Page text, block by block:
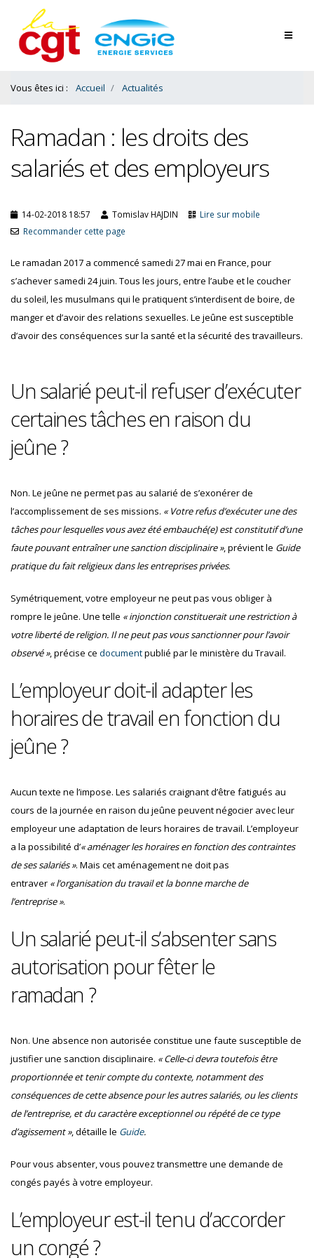
Contenu
Bas
Vous êtes ici : Accueil Actualités
Ramadan : les droits des
salariés et des employeurs
14-02-2018 18:57 Tomislav HAJDIN
Lire sur mobile
Recommander cette page
Le ramadan 2017 a commencé samedi 27 mai en France, pour
s’achever samedi 24 juin. Tous les jours, entre l’aube et le coucher
du soleil, les musulmans qui le pratiquent s’interdisent de boire, de
manger et d’avoir des relations sexuelles. Le jeûne est susceptible
d’avoir des conséquences sur la santé et la sécurité des travailleurs.
Un salarié peut-il refuser d’exécuter
certaines tâches en raison du
jeûne ?
Non. Le jeûne ne permet pas au salarié de s’exonérer de
l’accomplissement de ses missions. « Votre refus d’exécuter une des
tâches pour lesquelles vous avez été embauché(e) est constitutif d’une
faute pouvant entraîner une sanction disciplinaire », prévient le Guide
pratique du fait religieux dans les entreprises privées.
Symétriquement, votre employeur ne peut pas vous obliger à
rompre le jeûne. Une telle « injonction constituerait une restriction à
votre liberté de religion. Il ne peut pas vous sanctionner pour l’avoir
observé », précise ce documentpublié par le ministère du Travail.
L’employeur doit-il adapter les
horaires de travail en fonction du
jeûne ?
Aucun texte ne l’impose. Les salariés craignant d’être fatigués au
cours de la journée en raison du jeûne peuvent négocier avec leur
employeur une adaptation de leurs horaires de travail. L’employeur
a la possibilité d’« aménager les horaires en fonction des contraintes
de ses salariés ». Mais cet aménagement ne doit pas
entraver « l’organisation du travail et la bonne marche de
l’entreprise ».
Un salarié peut-il s’absenter sans
autorisation pour fêter le
ramadan ?
Non. Une absence non autorisée constitue une faute susceptible de
justifier une sanction disciplinaire. « Celle-ci devra toutefois être
proportionnée et tenir compte du contexte, notamment des
conséquences de cette absence pour les autres salariés, ou les clients
de l’entreprise, et du caractère exceptionnel ou répété de ce type
d’agissement », détaille le Guide.
Pour vous absenter, vous pouvez transmettre une demande de
congés payés à votre employeur.
L’employeur est-il tenu d’accorder
un congé ?